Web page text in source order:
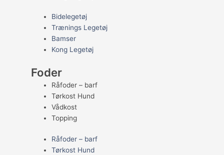
Bidelegetøj
Trænings Legetøj
Bamser
Kong Legetøj
Foder
Råfoder – barf
Tørkost Hund
Vådkost
Topping
Råfoder – barf
Tørkost Hund